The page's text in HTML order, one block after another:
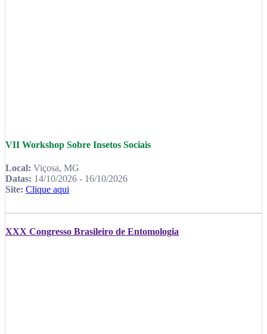
VII Workshop Sobre Insetos Sociais
Local: Viçosa, MG
Datas: 14/10/2026 - 16/10/2026
Site: Clique aqui
XXX Congresso Brasileiro de Entomologia